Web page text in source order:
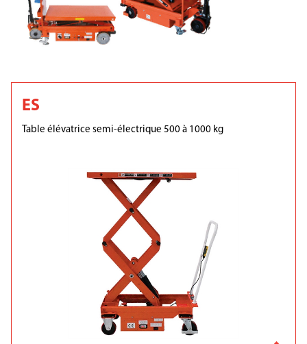
ES
Table élévatrice semi-électrique 500 à 1000 kg